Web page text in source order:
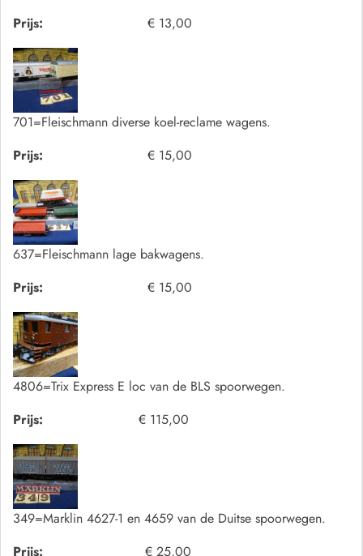
Prijs:
€ 13,00
701=Fleischmann diverse koel-reclame wagens.
Prijs:
€ 15,00
637=Fleischmann lage bakwagens.
Prijs:
€ 15,00
4806=Trix Express E loc van de BLS spoorwegen.
Prijs:
€ 115,00
349=Marklin 4627-1 en 4659 van de Duitse spoorwegen.
Prijs:
€ 25,00